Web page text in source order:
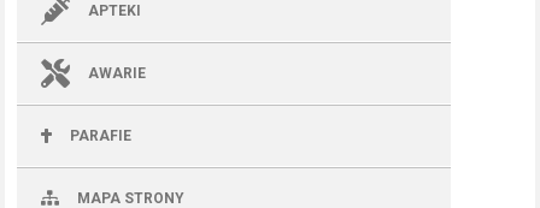
APTEKI
AWARIE
PARAFIE
MAPA STRONY